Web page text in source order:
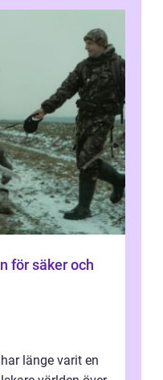
för säker och
länge varit en